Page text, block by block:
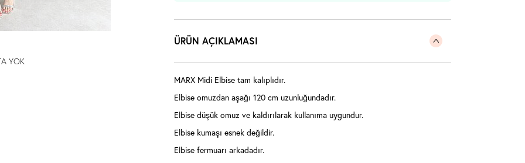
YOK
ÜRÜN AÇIKLAMASI
MARX Midi Elbise tam kalıplıdır.
Elbise omuzdan aşağı 120 cm uzunluğundadır.
Elbise düşük omuz ve kaldırılarak kullanıma uygundur.
Elbise kumaşı esnek değildir.
Elbise fermuarı arkadadır.